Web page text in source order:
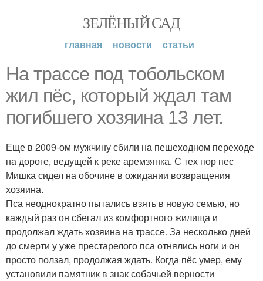
ЗЕЛЁНЫЙ САД
главная новости статьи
На трассе под тобольском
жил пёс, который ждал там
погибшего хозяина 13 лет.
Еще в 2009-ом мужчину сбили на пешеходном переходе
на дороге, ведущей к реке аремзянка. С тех пор пес
Мишка сидел на обочине в ожидании возвращения
хозяина.
Пса неоднократно пытались взять в новую семью, но
каждый раз он сбегал из комфортного жилища и
продолжал ждать хозяина на трассе. За несколько дней
до смерти у уже престарелого пса отнялись ноги и он
просто ползал, продолжая ждать. Когда пёс умер, ему
установили памятник в знак собачьей верности